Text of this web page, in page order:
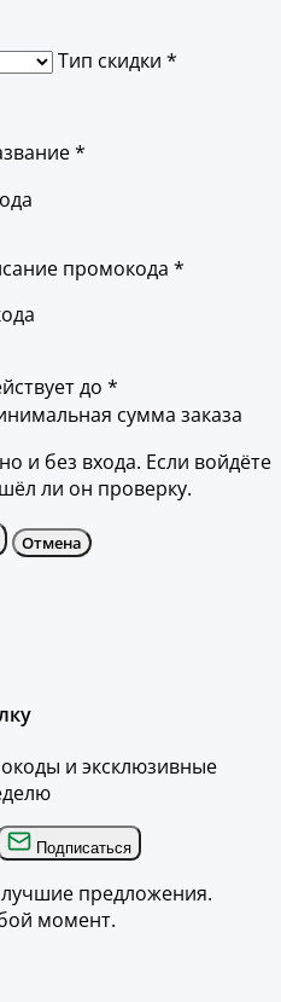
Тип скидки *
*
промокода *
до *
сумма заказа
и без входа. Если войдёте
ли он проверку.
Отмена
и эксклюзивные
Подписаться
предложения.
момент.